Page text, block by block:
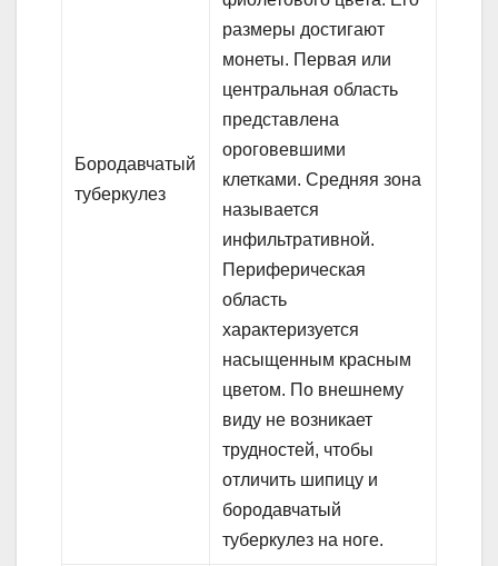
Бородавчатый
туберкулез
размеры достигают
монеты. Первая или
центральная область
представлена
ороговевшими
клетками. Средняя зона
называется
инфильтративной.
Периферическая
область
характеризуется
насыщенным красным
цветом. По внешнему
виду не возникает
трудностей, чтобы
отличить шипицу и
бородавчатый
туберкулез на ноге.